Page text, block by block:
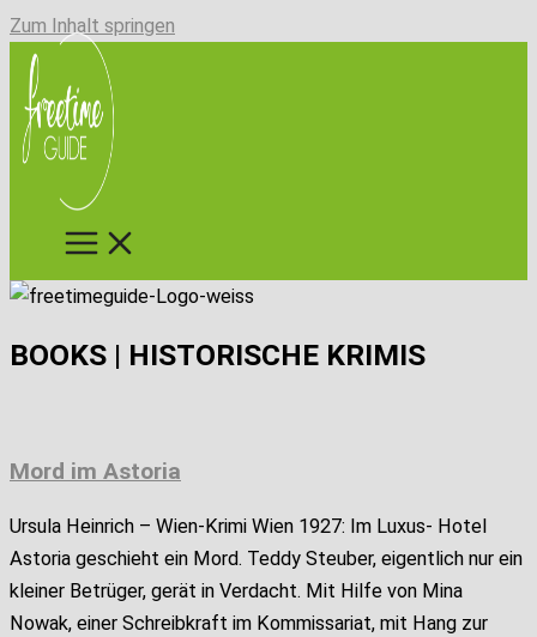
Zum Inhalt springen
BOOKS | HISTORISCHE KRIMIS
Mord im Astoria
Ursula Heinrich – Wien-Krimi Wien 1927: Im Luxus- Hotel
Astoria geschieht ein Mord. Teddy Steuber, eigentlich nur ein
kleiner Betrüger, gerät in Verdacht. Mit Hilfe von Mina
Nowak, einer Schreibkraft im Kommissariat, mit Hang zur